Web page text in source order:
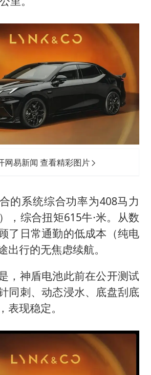
网易新闻 查看精彩图片
的系统综合功率为408马力
，综合扭矩615牛·米。从数
了日常通勤的低成本（纯电
出行的无焦虑续航。
，神盾电池此前在公开测试
同刺、动态浸水、底盘刮底
表现稳定。